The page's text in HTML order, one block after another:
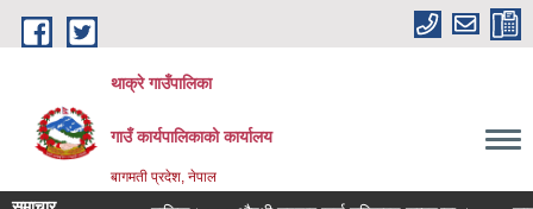
Skip to main content
थाक्रे गाउँपालिका
गाउँ कार्यपालिकाको कार्यालय
बागमती प्रदेश, नेपाल